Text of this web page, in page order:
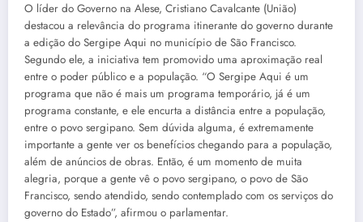
O líder do Governo na Alese, Cristiano Cavalcante (União)
destacou a relevância do programa itinerante do governo durante
a edição do Sergipe Aqui no município de São Francisco.
Segundo ele, a iniciativa tem promovido uma aproximação real
entre o poder público e a população. “O Sergipe Aqui é um
programa que não é mais um programa temporário, já é um
programa constante, e ele encurta a distância entre a população,
entre o povo sergipano. Sem dúvida alguma, é extremamente
importante a gente ver os benefícios chegando para a população,
além de anúncios de obras. Então, é um momento de muita
alegria, porque a gente vê o povo sergipano, o povo de São
Francisco, sendo atendido, sendo contemplado com os serviços do
governo do Estado”, afirmou o parlamentar.